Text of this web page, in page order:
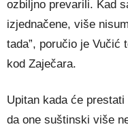
ozbiljno prevarili. Kad
izjednačene, više
tada”, poručio je Vučić
kod Zaječara.
Upitan kada će
da one suštinski više